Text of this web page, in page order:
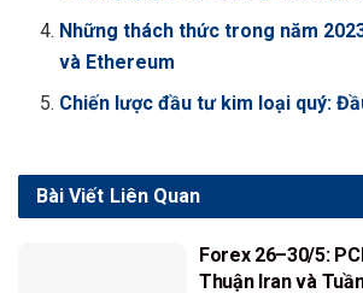
Những thách thức trong năm
và Ethereum
Chiến lược đầu tư kim loại quý:
Liên Quan
Bài Viết
Forex 26–30/5:
Thuận Iran và